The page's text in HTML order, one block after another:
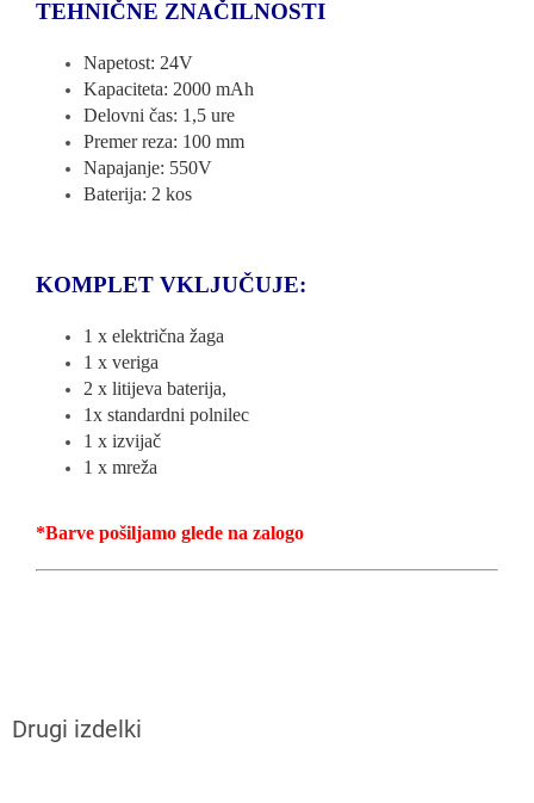
TEHNIČNE ZNAČILNOSTI
Napetost: 24V
Kapaciteta: 2000 mAh
Delovni čas: 1,5 ure
Premer reza: 100 mm
Napajanje: 550V
Baterija: 2 kos
KOMPLET VKLJUČUJE:
1 x električna žaga
1 x veriga
2 x litijeva baterija,
1x standardni polnilec
1 x izvijač
1 x mreža
*Barve pošiljamo glede na zalogo